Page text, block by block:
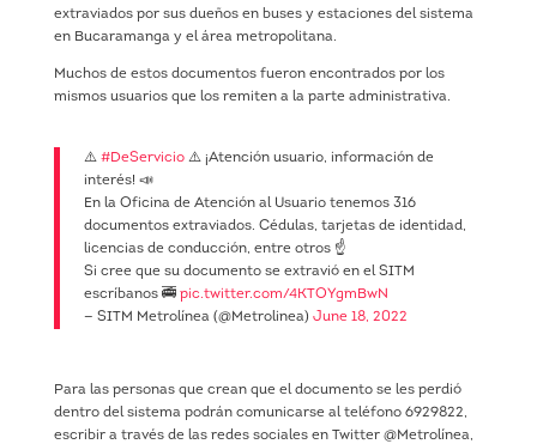
extraviados por sus dueños en buses y estaciones del sistema
en Bucaramanga y el área metropolitana.
Muchos de estos documentos fueron encontrados por los
mismos usuarios que los remiten a la parte administrativa.
⚠️ #DeServicio⚠️ ¡Atención usuario, información de
interés! 📣
En la Oficina de Atención al Usuario tenemos 316
documentos extraviados. Cédulas, tarjetas de identidad,
licencias de conducción, entre otros ☝️
Si cree que su documento se extravió en el SITM
escríbanos 🚎 pic.twitter.com/4KTOYgmBwN
— SITM Metrolínea (@Metrolinea) June 18, 2022
Para las personas que crean que el documento se les perdió
dentro del sistema podrán comunicarse al teléfono 6929822,
escribir a través de las redes sociales en Twitter @Metrolínea,